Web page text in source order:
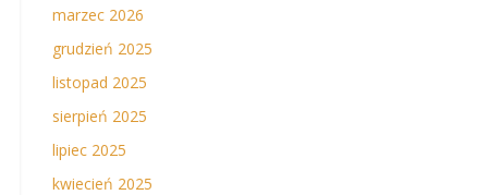
marzec 2026
grudzień 2025
listopad 2025
sierpień 2025
lipiec 2025
kwiecień 2025